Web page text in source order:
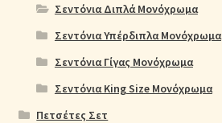
Σεντόνια Διπλά Μονόχρωμα
Σεντόνια Υπέρδιπλα Μονόχρωμα
Σεντόνια Γίγας Μονόχρωμα
Σεντόνια King Size Μονόχρωμα
Πετσέτες Σετ